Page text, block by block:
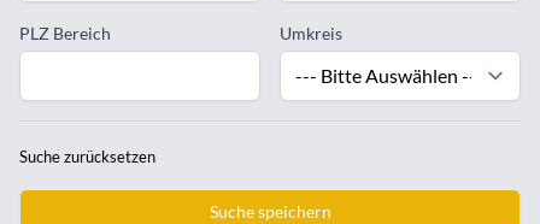
PLZ Bereich Umkreis
Suche zurücksetzen
Suche speichern